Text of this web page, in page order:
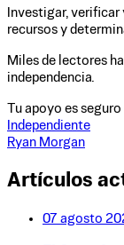
Investigar,
recursos y
Miles de lectores
independencia.
Tu apoyo es
Independiente
Ryan Morgan
Artículos
07 agosto